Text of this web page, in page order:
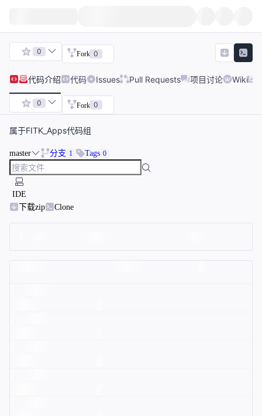
0 Fork 0
代码介绍 代码 Issues Pull Requests 项目讨论 Wiki
0 Fork 0
属于FITK_Apps代码组
master 分支 1 Tags 0
IDE
下载zip
Clone